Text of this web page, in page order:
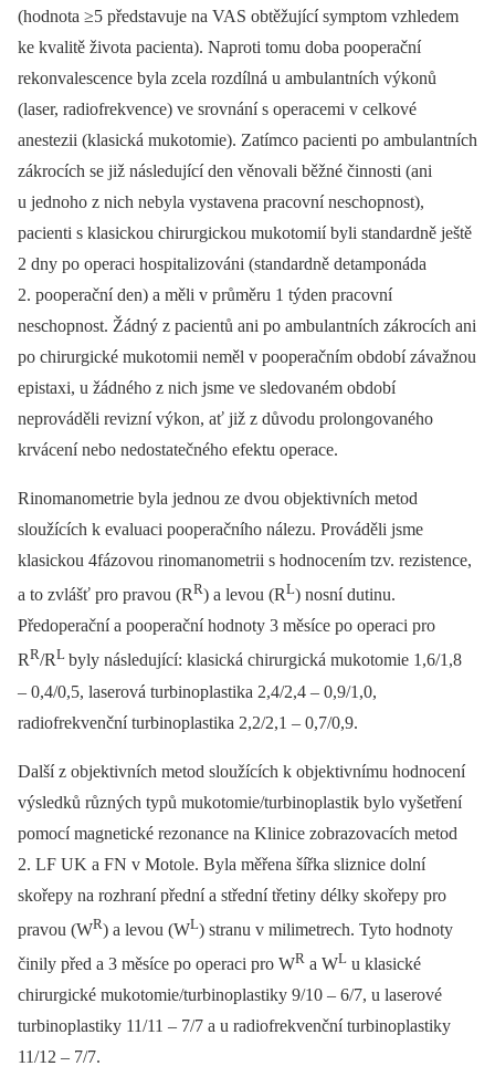
(hodnota ≥5 představuje na VAS obtěžující symptom vzhledem
ke kvalitě života pacienta). Naproti tomu doba pooperační
rekonvalescence byla zcela rozdílná u ambulantních výkonů
(laser, radiofrekvence) ve srovnání s operacemi v celkové
anestezii (klasická mukotomie). Zatímco pacienti po ambulantních
zákrocích se již následující den věnovali běžné činnosti (ani
u jednoho z nich nebyla vystavena pracovní neschopnost),
pacienti s klasickou chirurgickou mukotomií byli standardně ještě
2 dny po operaci hospitalizováni (standardně detamponáda
2. pooperační den) a měli v průměru 1 týden pracovní
neschopnost. Žádný z pacientů ani po ambulantních zákrocích ani
po chirurgické mukotomii neměl v pooperačním období závažnou
epistaxi, u žádného z nich jsme ve sledovaném období
neprováděli revizní výkon, ať již z důvodu prolongovaného
krvácení nebo nedostatečného efektu operace.
Rinomanometrie byla jednou ze dvou objektivních metod
sloužících k evaluaci pooperačního nálezu. Prováděli jsme
klasickou 4fázovou rinomanometrii s hodnocením tzv. rezistence,
a to zvlášť pro pravou (RR) a levou (RL) nosní dutinu.
Předoperační a pooperační hodnoty 3 měsíce po operaci pro
RR/RL byly následující: klasická chirurgická mukotomie 1,6/1,8
–⁠ 0,4/0,5, laserová turbinoplastika 2,4/2,4 –⁠ 0,9/1,0,
radiofrekvenční turbinoplastika 2,2/2,1 –⁠ 0,7/0,9.
Další z objektivních metod sloužících k objektivnímu hodnocení
výsledků různých typů mukotomie/turbinoplastik bylo vyšetření
pomocí magnetické rezonance na Klinice zobrazovacích metod
2. LF UK a FN v Motole. Byla měřena šířka sliznice dolní
skořepy na rozhraní přední a střední třetiny délky skořepy pro
pravou (WR) a levou (WL) stranu v milimetrech. Tyto hodnoty
činily před a 3 měsíce po operaci pro WR a WL u klasické
chirurgické mukotomie/turbinoplastiky 9/10 –⁠ 6/7, u laserové
turbinoplastiky 11/11 –⁠ 7/7 a u radiofrekvenční turbinoplastiky
11/12 –⁠ 7/7.